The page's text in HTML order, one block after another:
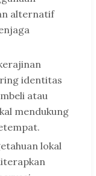
alternatif
identitas
atau
mendukung
lokal